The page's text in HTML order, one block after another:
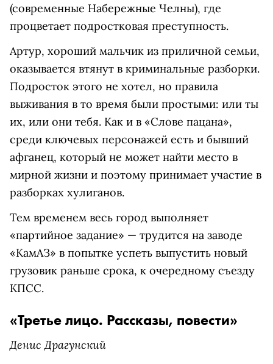
(современные Набережные Челны), где
процветает подростковая преступность.
Артур, хороший мальчик из приличной семьи,
оказывается втянут в криминальные разборки.
Подросток этого не хотел, но правила
выживания в то время были простыми: или ты
их, или они тебя. Как и в «Слове пацана»,
среди ключевых персонажей есть и бывший
афганец, который не может найти место в
мирной жизни и поэтому принимает участие в
разборках хулиганов.
Тем временем весь город выполняет
«партийное задание» — трудится на заводе
«КамАЗ» в попытке успеть выпустить новый
грузовик раньше срока, к очередному съезду
КПСС.
«Третье лицо. Рассказы, повести»
Денис Драгунский